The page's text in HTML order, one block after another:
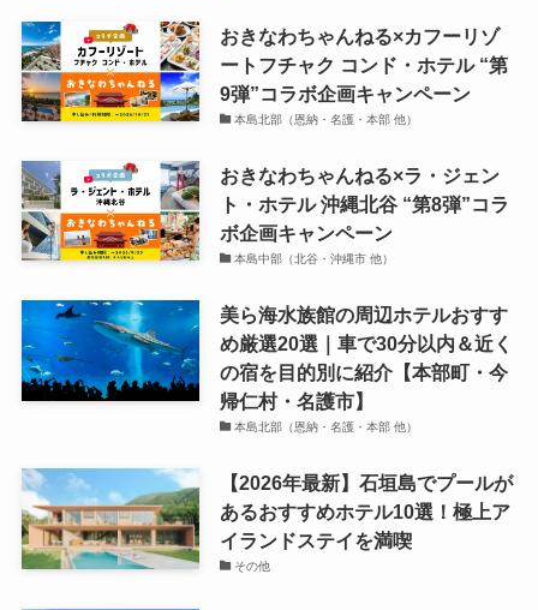
おきなわちゃんねる×カフーリゾ
ートフチャク コンド・ホテル “第
9弾”コラボ企画キャンペーン
本島北部（恩納・名護・本部 他）
おきなわちゃんねる×ラ・ジェン
ト・ホテル 沖縄北谷 “第8弾”コラ
ボ企画キャンペーン
本島中部（北谷・沖縄市 他）
美ら海水族館の周辺ホテルおすす
め厳選20選｜車で30分以内＆近く
の宿を目的別に紹介【本部町・今
帰仁村・名護市】
本島北部（恩納・名護・本部 他）
【2026年最新】石垣島でプールが
あるおすすめホテル10選！極上ア
イランドステイを満喫
その他